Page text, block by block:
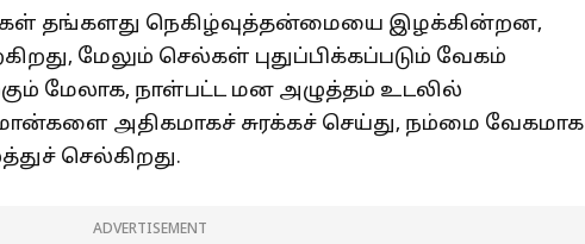
தங்களது நெகிழ்வுத்தன்மையை இழக்கின்றன,
மேலும் செல்கள் புதுப்பிக்கப்படும் வேகம்
மேலாக, நாள்பட்ட மன அழுத்தம் உடலில்
அதிகமாகச் சுரக்கச் செய்து, நம்மை வேகமாக
செல்கிறது.
ADVERTISEMENT